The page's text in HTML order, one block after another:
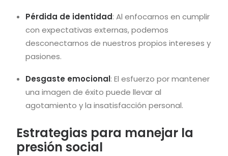
Pérdida de identidad: Al enfocarnos en cumplir
con expectativas externas, podemos
desconectarnos de nuestros propios intereses y
pasiones.
Desgaste emocional: El esfuerzo por mantener
una imagen de éxito puede llevar al
agotamiento y la insatisfacción personal.
Estrategias para manejar la
presión social